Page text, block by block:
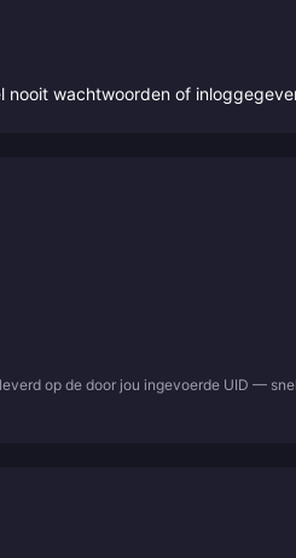
wachtwoorden of
op de door jou ingevoerde UID —